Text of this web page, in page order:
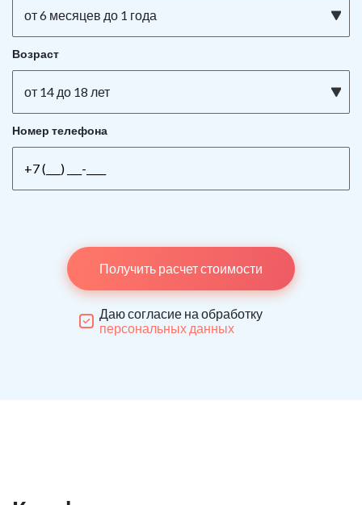
от 6 месяцев до 1 года
Возраст
от 14 до 18 лет
Номер телефона
Получить расчет стоимости
Даю согласие на обработку
персональных данных